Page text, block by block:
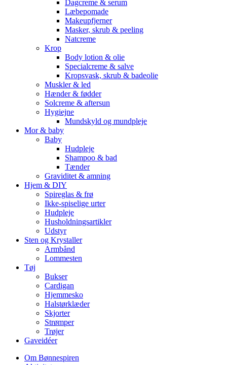
Dagcreme & serum
Læbepomade
Makeupfjerner
Masker, skrub & peeling
Natcreme
Krop
Body lotion & olie
Specialcreme & salve
Kropsvask, skrub & badeolie
Muskler & led
Hænder & fødder
Solcreme & aftersun
Hygiejne
Mundskyld og mundpleje
Mor & baby
Baby
Hudpleje
Shampoo & bad
Tænder
Graviditet & amning
Hjem & DIY
Spireglas & frø
Ikke-spiselige urter
Hudpleje
Husholdningsartikler
Udstyr
Sten og Krystaller
Armbånd
Lommesten
Tøj
Bukser
Cardigan
Hjemmesko
Halstørklæder
Skjorter
Strømper
Trøjer
Gaveidéer
Om Bønnespiren